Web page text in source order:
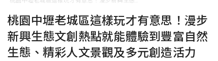
桃園中壢老城區這樣玩才有意思！漫步
新興生態文創熱點就能體驗到豐富自然
生態、精彩人文景觀及多元創造活力